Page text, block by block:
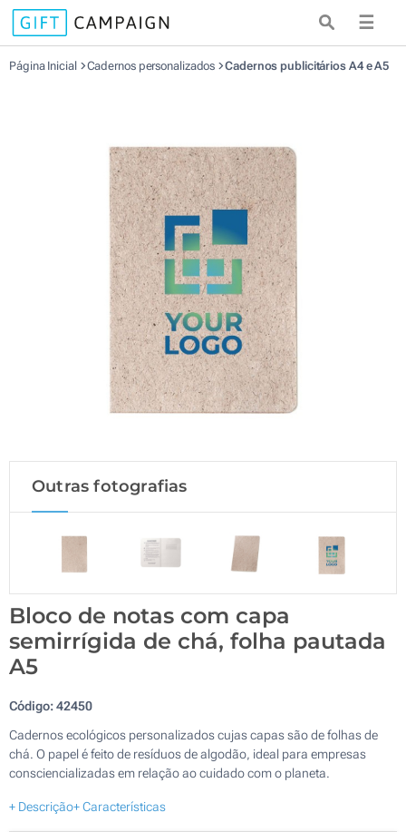
☰
Página Inicial Cadernos personalizados Cadernos publicitários A4 e A5
Outras fotografias
Bloco de notas com capa
semirrígida de chá, folha pautada
A5
Código:42450
Cadernos ecológicos personalizados cujas capas são de folhas de
chá. O papel é feito de resíduos de algodão, ideal para empresas
consciencializadas em relação ao cuidado com o planeta.
+ Descrição+ Características